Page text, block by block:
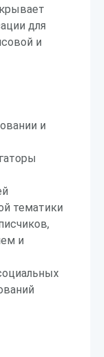
для
и
и
тематики
и